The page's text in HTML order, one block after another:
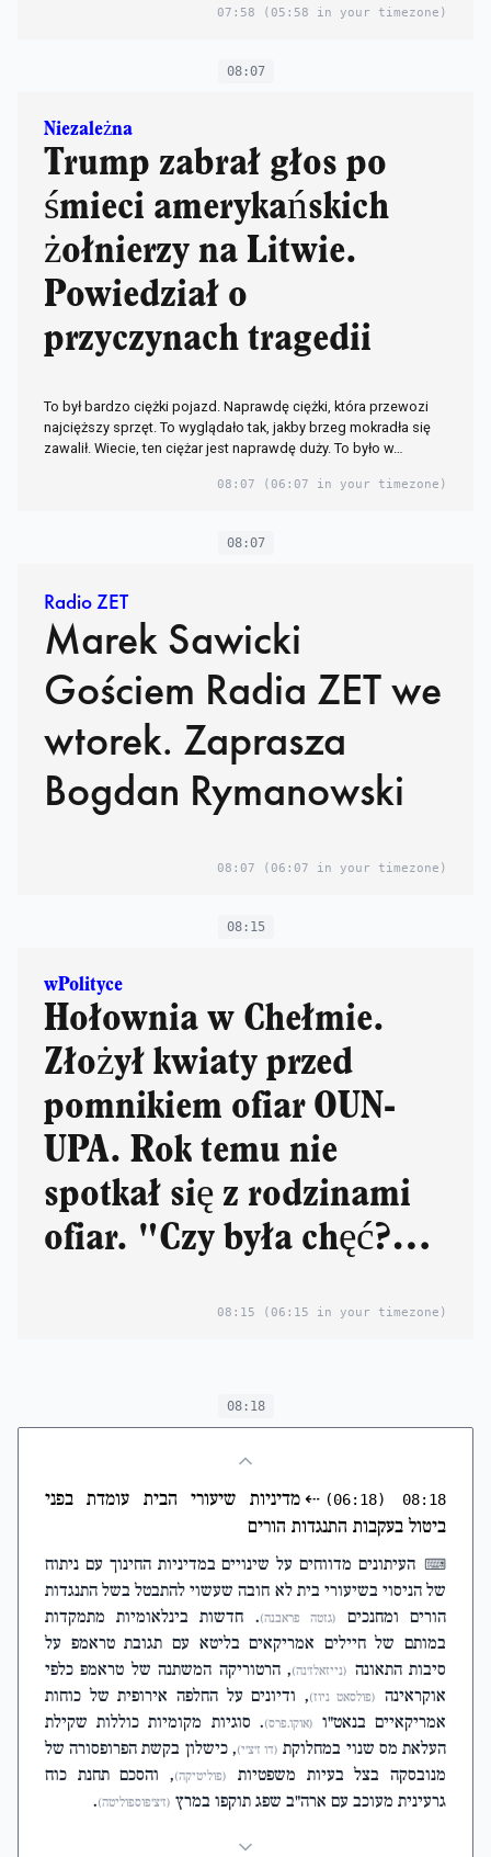
07:58 (05:58 in your timezone)
08:07
Niezależna
Trump zabrał głos po
śmieci amerykańskich
żołnierzy na Litwie.
Powiedział o
przyczynach tragedii
To był bardzo ciężki pojazd. Naprawdę ciężki, która przewozi
najcięższy sprzęt. To wyglądało tak, jakby brzeg mokradła się
zawalił. Wiecie, ten ciężar jest naprawdę duży. To było w…
08:07 (06:07 in your timezone)
08:07
Radio ZET
Marek Sawicki
Gościem Radia ZET we
wtorek. Zaprasza
Bogdan Rymanowski
08:07 (06:07 in your timezone)
08:15
wPolityce
Hołownia w Chełmie.
Złożył kwiaty przed
pomnikiem ofiar OUN-
UPA. Rok temu nie
spotkał się z rodzinami
ofiar. "Czy była chęć?
08:15 (06:15 in your timezone)
08:18
08:18
(06:18)
⇠ מדיניות שיעורי הבית עומדת בפני
ביטול בעקבות התנגדות הורים
⌨ העיתונים מדווחים על שינויים במדיניות החינוך עם ניתוח
של הניסוי בשיעורי בית לא חובה שעשוי להתבטל בשל התנגדות
הורים ומחנכים
(גזטה פראבנה). חדשות בינלאומיות מתמקדות
במותם של חיילים אמריקאים בליטא עם תגובת טראמפ על
סיבות התאונה (נייזאלז'נה), הרטוריקה המשתנה של טראמפ כלפי
אוקראינה (פולסאט ניוז), ודיונים על החלפה אירופית של כוחות
אמריקאיים בנאט"ו (אוקו.פרס). סוגיות מקומיות כוללות שקילת
העלאת מס שנוי במחלוקת (דו ז'צ'י), כישלון בקשת הפרופסורה של
מנובסקה בצל בעיות משפטיות
(פוליטיקה), והסכם תחנת כוח
גרעינית מעוכב עם ארה"ב שפג תוקפו במרץ (ז'צ'פוספוליטה).